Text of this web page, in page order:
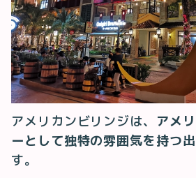
アメリカンビリンジは、 アメ
ーとして独特の雰囲気を持つ
す。